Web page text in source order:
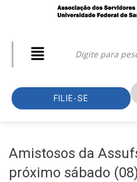
FILIE-SE
Amistosos da
próximo sábado